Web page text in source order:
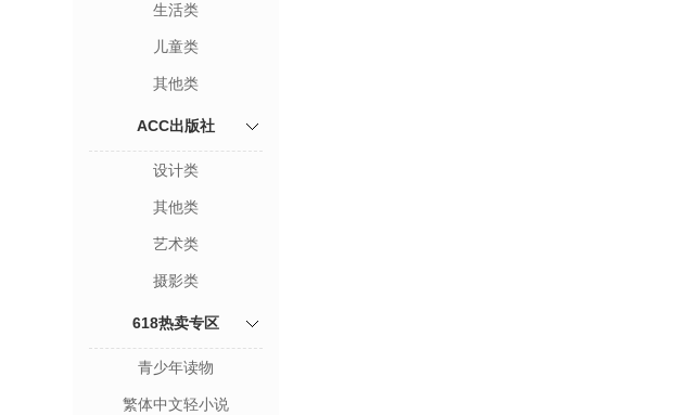
生活类
儿童类
其他类
ACC出版社
设计类
其他类
艺术类
摄影类
618热卖专区
青少年读物
繁体中文轻小说